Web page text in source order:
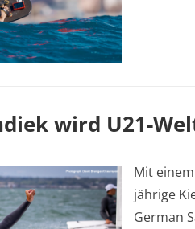
wird U21-
Mit
jährige
German